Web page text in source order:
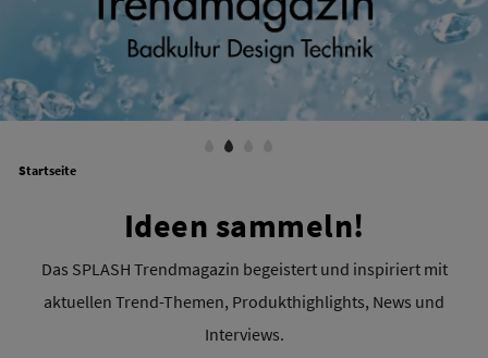
Startseite
Ideen sammeln!
Das SPLASH Trendmagazin begeistert und inspiriert mit
aktuellen Trend-Themen, Produkthighlights, News und
Interviews.